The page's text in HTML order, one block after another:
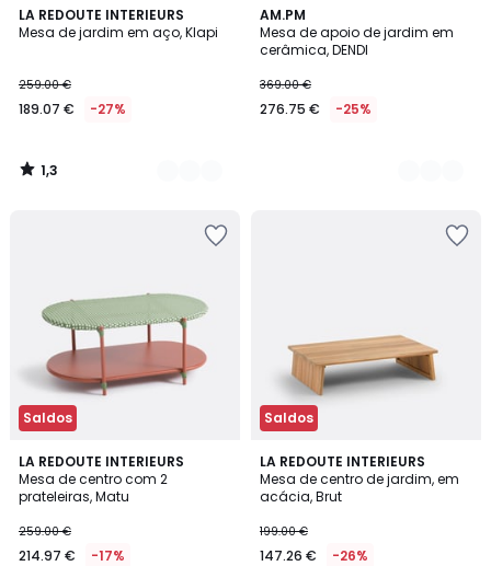
LA REDOUTE INTERIEURS
Mesa de jardim em aço, Klapi
259.00 €
189.07 € -27%
1,3
/
2
Cores
1,3
/
AM.PM
Mesa de apoio de jardim em
cerâmica, DENDI
369.00 €
276.75 € -25%
3
Cores
Saldos
LA REDOUTE INTERIEURS
Mesa de centro com 2
prateleiras, Matu
259.00 €
214.97 € -17%
1
/
5
Saldos
LA REDOUTE INTERIEURS
Mesa de centro de jardim, em
acácia, Brut
199.00 €
147.26 € -26%
2,5
/ 5